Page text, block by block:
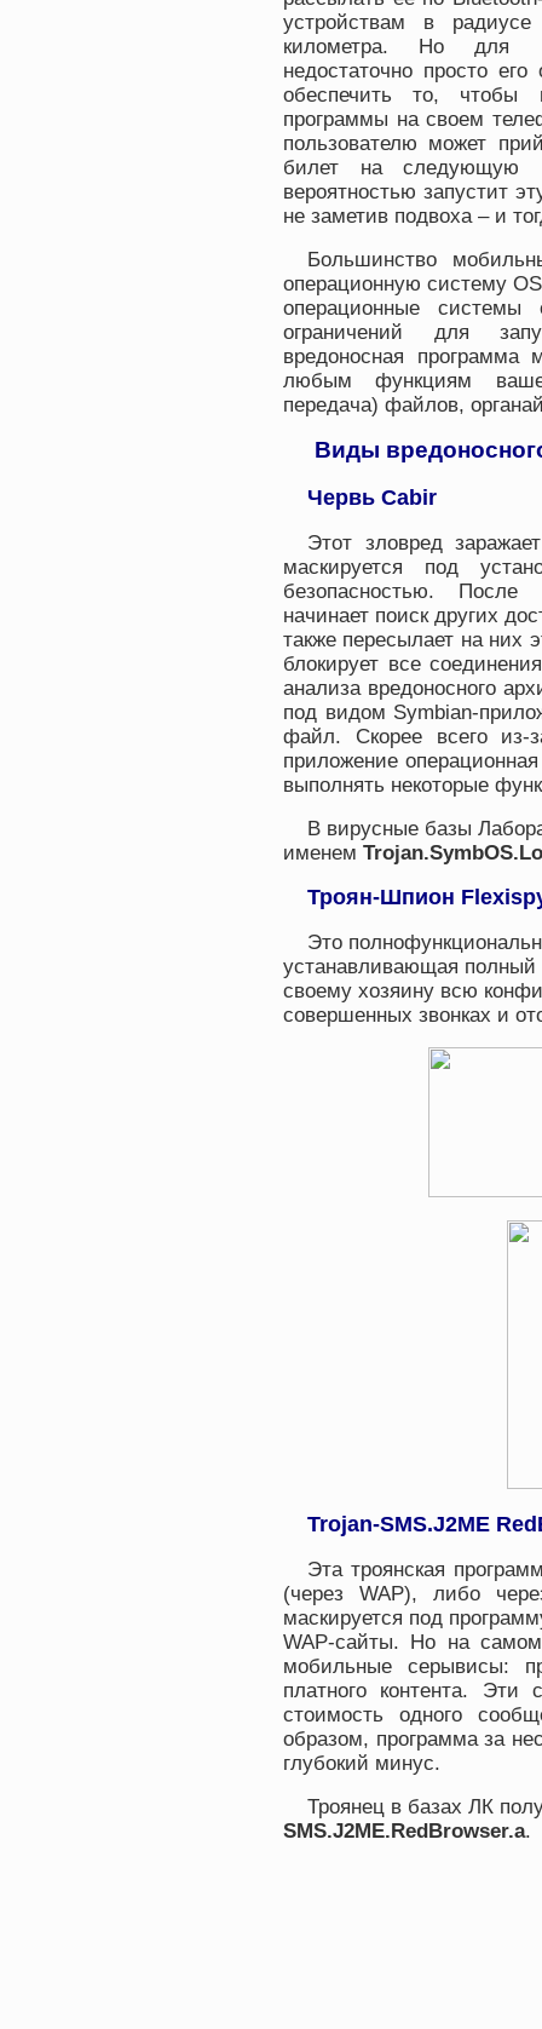
устройствам в
километра. Но для
недостаточно просто
обеспечить то, чтобы
программы на своем
пользователю может
билет на
вероятностью запустит
не заметив подвоха – и
Большинство
операционную систему
операционные
ограничений для
вредоносная программа
любым функциям
передача) файлов,
Виды
Червь Cabir
Этот зловред
маскируется под
безопасностью.
начинает поиск других
также пересылает на них
блокирует все
анализа вредоносного
под видом Symbian-
файл. Скорее всего из-
приложение
выполнять некоторые
В вирусные базы
именем
Троян-Шпион
Это
устанавливающая полный
своему хозяину всю
совершенных звонках и
Trojan-SMS.J2ME
Эта троянская
(через WAP), либо
маскируется под
WAP-сайты. Но на
мобильные серывисы:
платного контента. Эти
стоимость одного
образом, программа за
глубокий минус.
Троянец в базах ЛК
SMS.J2ME.RedBrowser.a.